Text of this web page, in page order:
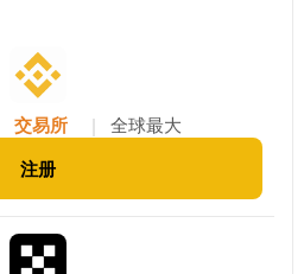
交易所 |
全球最大
注册